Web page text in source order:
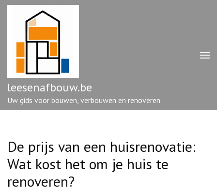
Ga
enter)
leesenafbouw.be
Uw gids voor bouwen, verbouwen en renoveren
De prijs van een huisrenovatie:
Wat kost het om je huis te
renoveren?